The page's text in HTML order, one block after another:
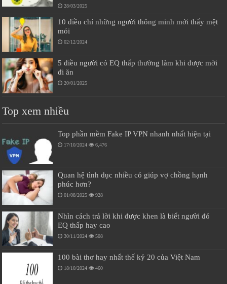
28/03/2025
10 điều chỉ những người thông minh mới thấy mệt
mỏi
02/12/2024
5 điều người có EQ thấp thường làm khi được mời
đi ăn
20/01/2025
Top xem nhiều
Top phần mềm Fake IP VPN nhanh nhất hiện tại
17/10/2024 6,476
Quan hệ tình dục nhiều có giúp vợ chồng hạnh
phúc hơn?
01/08/2025 928
Nhìn cách trả lời khi được khen là biết người đó
EQ thấp hay cao
30/11/2024 508
100 bài thơ hay nhất thế kỷ 20 của Việt Nam
18/10/2024 460